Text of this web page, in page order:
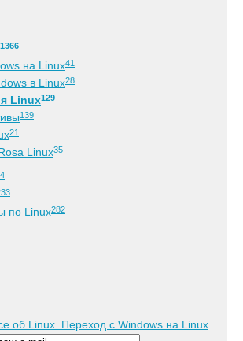
1366
на Linux41
в Linux28
Linux129
139
21
Linux35
по Linux282
об Linux. Переход с Windows на Linux